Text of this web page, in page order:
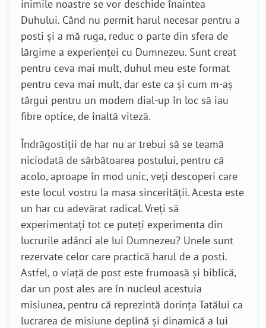
inimile noastre se vor deschide înaintea
Duhului. Când nu permit harul necesar pentru a
posti și a mă ruga, reduc o parte din sfera de
lărgime a experienței cu Dumnezeu. Sunt creat
pentru ceva mai mult, duhul meu este format
pentru ceva mai mult, dar este ca și cum m-aș
târgui pentru un modem dial-up în loc să iau
fibre optice, de înaltă viteză.
Îndrăgostiții de har nu ar trebui să se teamă
niciodată de sărbătoarea postului, pentru că
acolo, aproape în mod unic, veți descoperi care
este locul vostru la masa sincerității. Acesta este
un har cu adevărat radical. Vreți să
experimentați tot ce puteți experimenta din
lucrurile adânci ale lui Dumnezeu? Unele sunt
rezervate celor care practică harul de a posti.
Astfel, o viață de post este frumoasă și biblică,
dar un post ales are în nucleul acestuia
misiunea, pentru că reprezintă dorința Tatălui ca
lucrarea de misiune deplină și dinamică a lui